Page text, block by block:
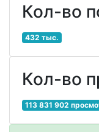
Кол-во
432 тыс.
Кол-во
113 831 902